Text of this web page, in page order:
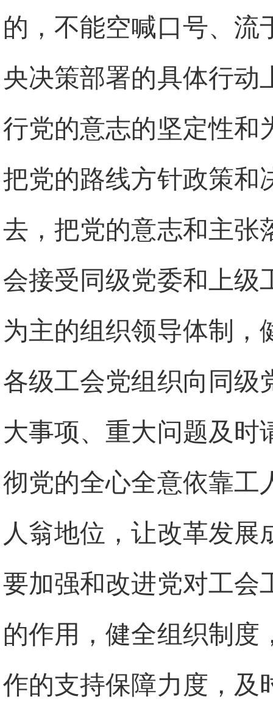
的，不能空喊口号、流
央决策部署的具体行动
行党的意志的坚定性和
把党的路线方针政策和
去，把党的意志和主张
会接受同级党委和上级
为主的组织领导体制，
各级工会党组织向同级
大事项、重大问题及时
彻党的全心全意依靠工
人翁地位，让改革发展
要加强和改进党对工会
的作用，健全组织制度
作的支持保障力度，及